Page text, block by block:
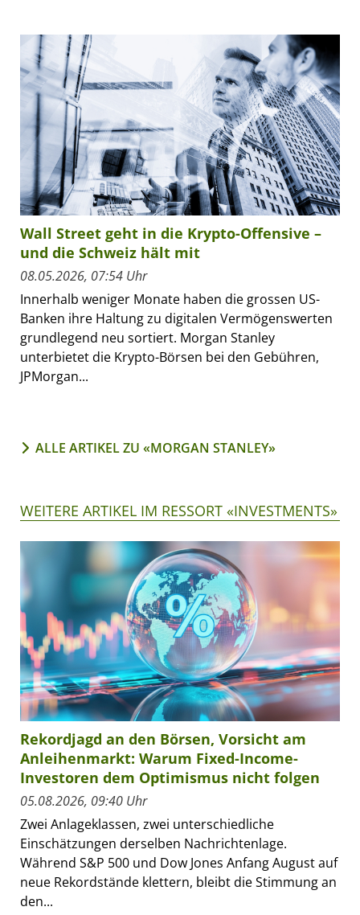
Wall Street geht in die Krypto-Offensive –
und die Schweiz hält mit
08.05.2026, 07:54 Uhr
Innerhalb weniger Monate haben die grossen US-
Banken ihre Haltung zu digitalen Vermögenswerten
grundlegend neu sortiert. Morgan Stanley
unterbietet die Krypto-Börsen bei den Gebühren,
JPMorgan...
ALLE ARTIKEL ZU «MORGAN STANLEY»
WEITERE ARTIKEL IM RESSORT «INVESTMENTS»
Rekordjagd an den Börsen, Vorsicht am
Anleihenmarkt: Warum Fixed-Income-
Investoren dem Optimismus nicht folgen
05.08.2026, 09:40 Uhr
Zwei Anlageklassen, zwei unterschiedliche
Einschätzungen derselben Nachrichtenlage.
Während S&P 500 und Dow Jones Anfang August auf
neue Rekordstände klettern, bleibt die Stimmung an
den...